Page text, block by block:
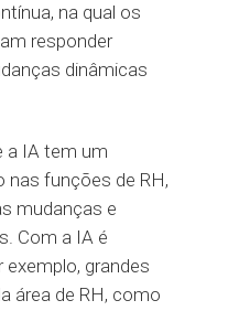
na qual os
responder
dinâmicas
a IA tem um
nas funções de RH,
mudanças e
Com a IA é
exemplo, grandes
área de RH, como